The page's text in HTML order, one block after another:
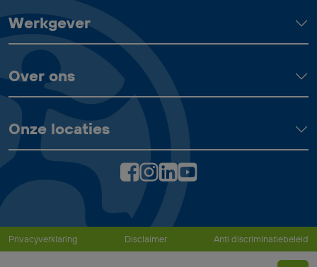
Werkgever
Over ons
Onze locaties
Privacyverklaring Disclaimer Anti discriminatiebeleid